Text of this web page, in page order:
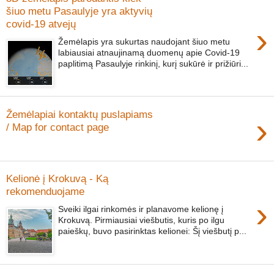
šiuo metu Pasaulyje yra aktyvių
covid-19 atvejų
›
Žemėlapis yra sukurtas naudojant šiuo metu
labiausiai atnaujinamą duomenų apie Covid-19
paplitimą Pasaulyje rinkinį, kurį sukūrė ir prižiūri...
Žemėlapiai kontaktų puslapiams
/ Map for contact page
›
Kelionė į Krokuvą - Ką
rekomenduojame
›
Sveiki ilgai rinkomės ir planavome kelionę į
Krokuvą. Pirmiausiai viešbutis, kuris po ilgu
paieškų, buvo pasirinktas kelionei: Šį viešbutį p...